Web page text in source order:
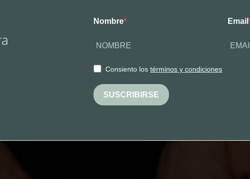
Nombre Email
Consiento lostérminos y condiciones
SUSCRIBIRSE